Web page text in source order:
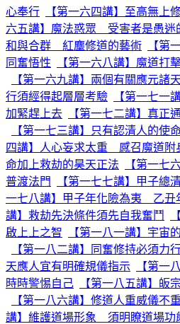
心奉行
【第一六四講】至高無上
六五講】魔法惑眾 受害者是愚迷
和與合群 紅塵修道的藝術
【第
同奮悟性
【第一六八講】魔道
【第一六九講】兩個有關應元諸
行須經得起層層考驗
【第一七一
加緊趕上去
【第一七二講】真正
【第一七三講】只有認清人的
四講】人心妄求太重 感召魔道附
命加上救劫的昊天正法
【第一七
普渡法門
【第一七七講】甲子
一七八講】甲子年化險為夷 乙丑
講】救劫先決條件須先自我奮鬥
啟上上之智
【第一八一講】宇
【第一八二講】同奮修持必須力
天應人宜有明確規儀指示
【第一
時時警惕自己
【第一八五講】皈
【第一八六講】修道人重威儀不
講】維護道場形象 須明瞭道場功